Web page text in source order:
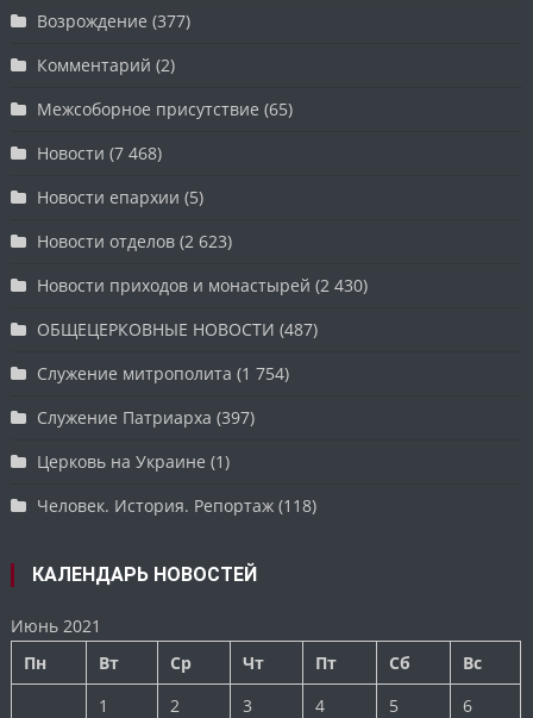
Возрождение (377)
Комментарий (2)
Межсоборное присутствие (65)
Новости (7 468)
Новости епархии (5)
Новости отделов (2 623)
Новости приходов и монастырей (2 430)
ОБЩЕЦЕРКОВНЫЕ НОВОСТИ (487)
Служение митрополита (1 754)
Служение Патриарха (397)
Церковь на Украине (1)
Человек. История. Репортаж (118)
КАЛЕНДАРЬ НОВОСТЕЙ
Июнь 2021
Пн
Вт Ср Чт Пт Сб
Вс
1
2 3 4 5 6